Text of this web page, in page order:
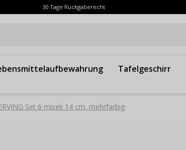
30 Tage Rückgaberecht
Tafelgeschirr
Set 6 misek 14 cm, mehrfarbig